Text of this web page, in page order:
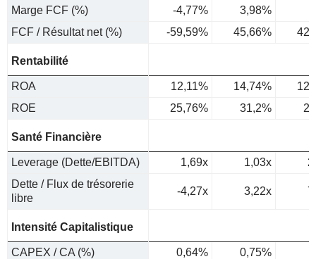
Marge FCF (%)
-4,77% 3,98%
FCF / Résultat net (%)
-59,59% 45,66%
Rentabilité
ROA 12,11% 14,74%
ROE
25,76% 31,2%
Santé Financière
Leverage (Dette/EBITDA) 1,69x 1,03x
Dette / Flux de trésorerie
libre
-4,27x 3,22x
Intensité Capitalistique
CAPEX / CA (%) 0,64% 0,75%